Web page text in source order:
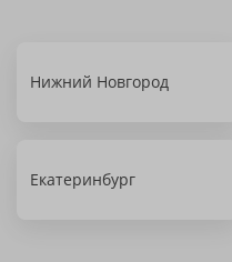
Нижний Новгород
Екатеринбург